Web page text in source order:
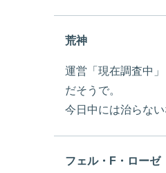
荒神
運営「現在調査中」
だそうで。
今日中には治らな
フェル・F・ローゼ